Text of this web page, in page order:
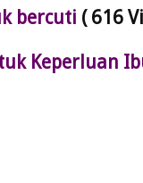
bercuti ( 616
Keperluan